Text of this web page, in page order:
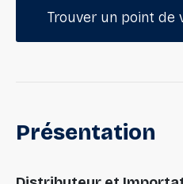
Trouver un point de
Présentation